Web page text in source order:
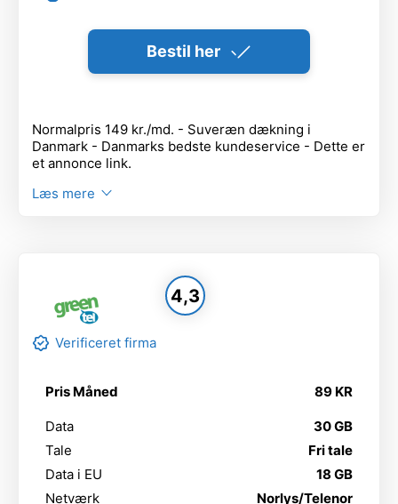
Bestil her
Normalpris 149 kr./md. - Suveræn dækning i
Danmark - Danmarks bedste kundeservice - Dette er
et annonce link.
Læs mere
4,3
Verificeret firma
Pris Måned 89 KR
Data
30 GB
Tale
Fri tale
Data i EU
18 GB
Netværk
Norlys/Telenor